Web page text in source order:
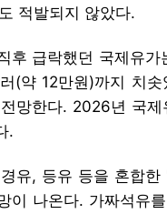
적발되지 않았다.
후 급락했던 국제유
(약 12만원)까지 치
망한다. 2026년 국
.
유, 등유 등을 혼합
이 나온다. 가짜석유